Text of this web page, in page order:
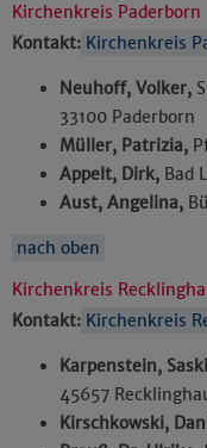
Kirchenkreis Paderborn
Kontakt: Kirchenkreis
Neuhoff, Volker,
33100 Paderborn
Müller, Patrizia,
Appelt, Dirk, Bad
Aust, Angelina,
nach oben
Kirchenkreis
Kontakt: Kirchenkreis
Karpenstein,
45657
Kirschkowski,